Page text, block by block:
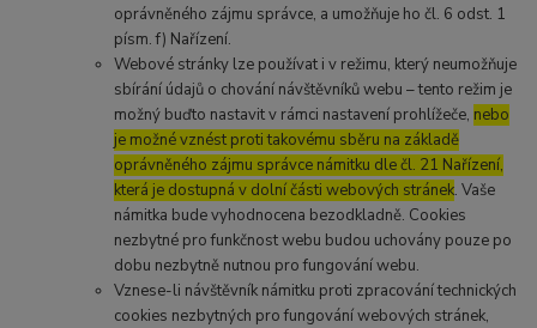
oprávněného zájmu správce, a umožňuje ho čl. 6 odst. 1
písm. f) Nařízení.
Webové stránky lze používat i v režimu, který neumožňuje
sbírání údajů o chování návštěvníků webu – tento režim je
možný buďto nastavit v rámci nastavení prohlížeče, nebo
je možné vznést proti takovému sběru na základě
oprávněného zájmu správce námitku dle čl. 21 Nařízení,
která je dostupná v dolní části webových stránek. Vaše
námitka bude vyhodnocena bezodkladně. Cookies
nezbytné pro funkčnost webu budou uchovány pouze po
dobu nezbytně nutnou pro fungování webu.
Vznese-li návštěvník námitku proti zpracování technických
cookies nezbytných pro fungování webových stránek,